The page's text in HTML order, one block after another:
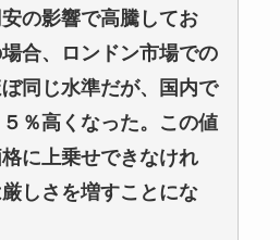
の影響で高騰してお
合、ロンドン市場での
同じ水準だが、国内で
％高くなった。この値
に上乗せできなけれ
しさを増すことにな